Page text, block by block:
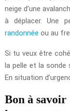
neige d’une
à déplacer. Une
randonnée ou au
Si tu veux être
la pelle et la sonde
En situation
Bon à savoir